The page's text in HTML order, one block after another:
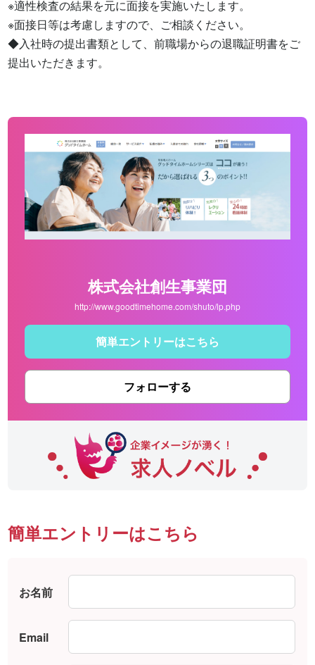
※適性検査の結果を元に面接を実施いたします。
※面接日等は考慮しますので、ご相談ください。
◆入社時の提出書類として、前職場からの退職証明書をご
提出いただきます。
株式会社創生事業団
http://www.goodtimehome.com/shuto/lp.php
簡単エントリーはこちら
フォローする
簡単エントリーはこちら
お名前
Email